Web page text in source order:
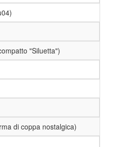
"Siluetta")
di coppa nostalgica)